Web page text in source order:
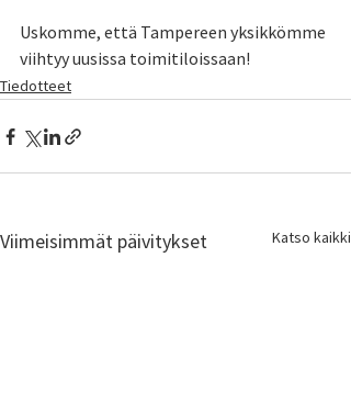
Uskomme, että Tampereen yksikkömme
viihtyy uusissa toimitiloissaan!
Tiedotteet
Viimeisimmät päivitykset Katso kaikki